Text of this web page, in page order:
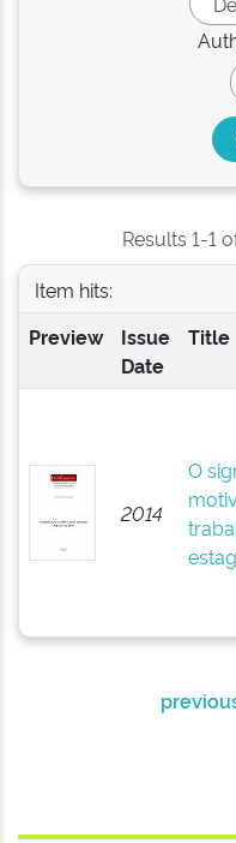
Results 1-1
Item hits:
Preview
Issue
Date
Title
2014
O